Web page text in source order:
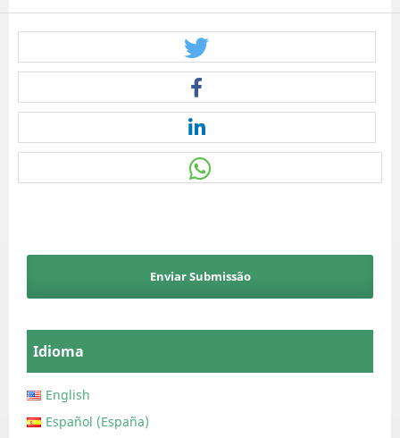
Enviar Submissão
Idioma
English
Español (España)